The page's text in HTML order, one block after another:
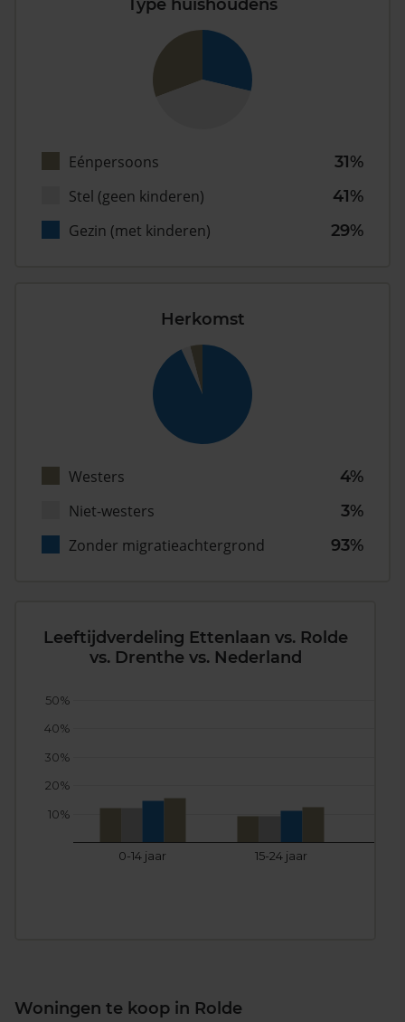
Type huishoudens
Eénpersoons
31%
Stel (geen kinderen)
41%
Gezin (met kinderen)
29%
Herkomst
Westers
4%
Niet-westers
3%
Zonder migratieachtergrond
93%
Leeftijdverdeling Ettenlaan vs. Rolde
vs. Drenthe vs. Nederland
0-14 jaar 15-24 jaar
10%
20%
30%
40%
50%
Woningen te koop in Rolde